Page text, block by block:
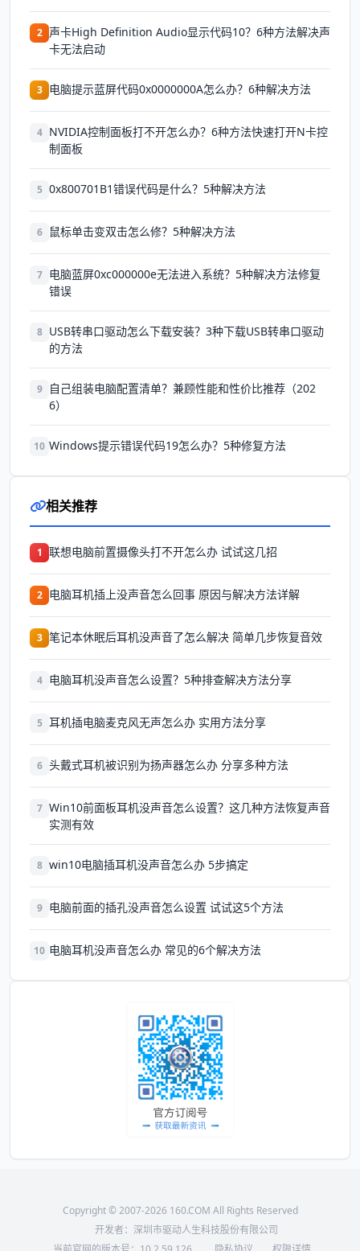
2 声卡High Definition Audio显示代码10？6种方法解决声
卡无法启动
3 电脑提示蓝屏代码0x0000000A怎么办？6种解决方法
4 NVIDIA控制面板打不开怎么办？6种方法快速打开N卡控
制面板
5 0x800701B1错误代码是什么？5种解决方法
6 鼠标单击变双击怎么修？5种解决方法
7 电脑蓝屏0xc000000e无法进入系统？5种解决方法修复
错误
8 USB转串口驱动怎么下载安装？3种下载USB转串口驱动
的方法
9
自己组装电脑配置清单？兼顾性能和性价比推荐（202
6）
10 Windows提示错误代码19怎么办？5种修复方法
相关推荐
1 联想电脑前置摄像头打不开怎么办 试试这几招
2 电脑耳机插上没声音怎么回事 原因与解决方法详解
3 笔记本休眠后耳机没声音了怎么解决 简单几步恢复音效
4 电脑耳机没声音怎么设置？5种排查解决方法分享
5 耳机插电脑麦克风无声怎么办 实用方法分享
6 头戴式耳机被识别为扬声器怎么办 分享多种方法
7 Win10前面板耳机没声音怎么设置？这几种方法恢复声音
实测有效
8 win10电脑插耳机没声音怎么办 5步搞定
9 电脑前面的插孔没声音怎么设置 试试这5个方法
10 电脑耳机没声音怎么办 常见的6个解决方法
Copyright © 2007-2026 160.COM All Rights Reserved
开发者：深圳市驱动人生科技股份有限公司